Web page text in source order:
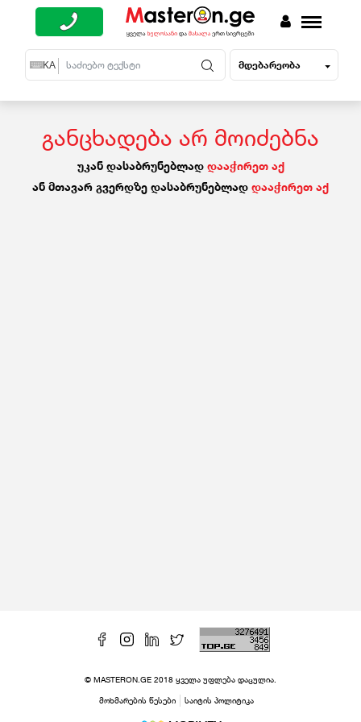
EN KA RU მდებარეობა
განცხადება არ მოიძებნა
უკან დასაბრუნებლად დააჭირეთ აქ
ან მთავარ გვერდზე დასაბრუნებლად დააჭირეთ აქ
© MASTERON.GE 2018 ყველა უფლება დაცულია.
მოხმარების წესები საიტის პოლიტიკა